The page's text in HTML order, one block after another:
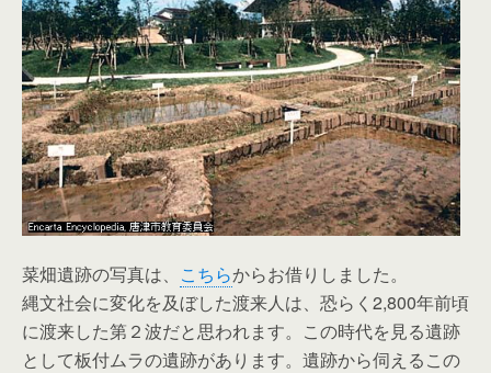
菜畑遺跡の写真は、 こちらからお借りしました。
縄文社会に変化を及ぼした渡来人は、恐らく2,800年前頃
に渡来した第２波だと思われます。この時代を見る遺跡
として板付ムラの遺跡があります。遺跡から伺えるこの